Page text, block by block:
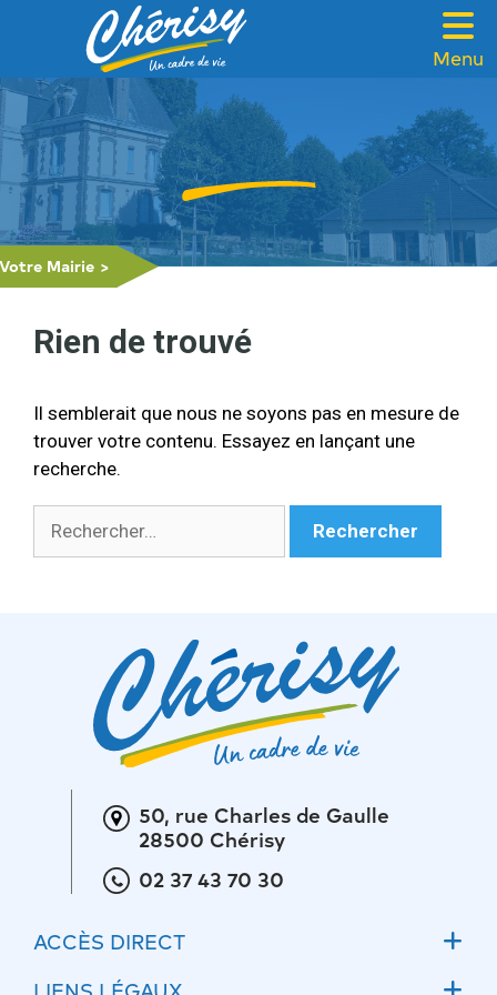
Menu
VOTRE MAIRIE
CADRE DE VIE
FAMILLE & SOLIDARITÉ
LOISIRS & TOURISME
Votre Mairie >
Rien de trouvé
Il semblerait que nous ne soyons pas en mesure de
trouver votre contenu. Essayez en lançant une
recherche.
50, rue Charles de Gaulle
28500 Chérisy
02 37 43 70 30
ACCÈS DIRECT
Accueil